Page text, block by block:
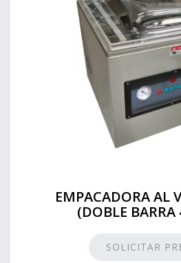
EMPACADORA AL
(DOBLE BARRA
SOLICITAR